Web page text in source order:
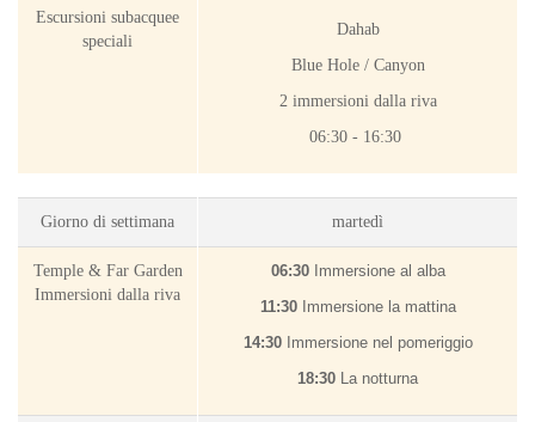
Escursioni subacquee
speciali
Dahab
Blue Hole / Canyon
2 immersioni dalla riva
06:30 - 16:30
Giorno di settimana martedì
Temple & Far Garden
Immersioni dalla riva
06:30Immersione al alba
11:30 Immersione la mattina
14:30Immersione nel pomeriggio
18:30 La notturna